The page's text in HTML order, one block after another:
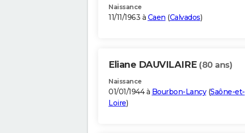
Naissance
11/11/1963 à Caen (Calvados)
Eliane DAUVILAIRE (80 ans)
Naissance
01/01/1944 à Bourbon-Lancy(Saône-et-
Loire)